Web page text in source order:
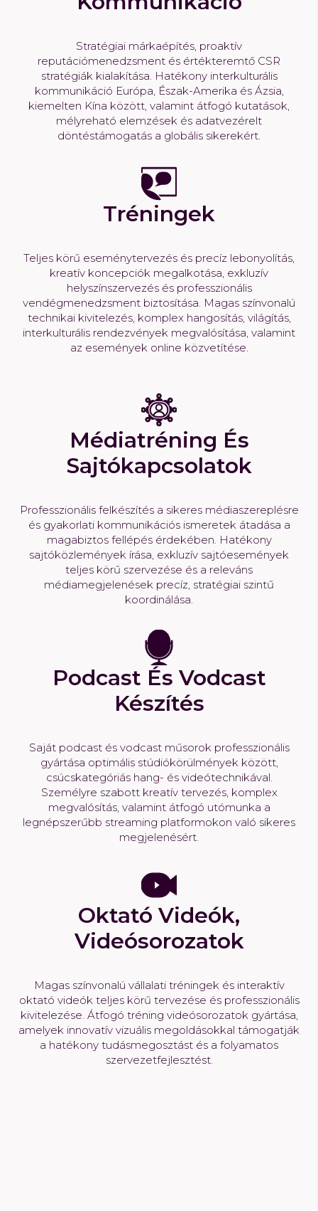
Stratégiai márkaépítés, proaktív
reputációmenedzsment és értékteremtő CSR
stratégiák kialakítása. Hatékony interkulturális
kommunikáció Európa, Észak-Amerika és Ázsia,
kiemelten Kína között, valamint átfogó kutatások,
mélyreható elemzések és adatvezérelt
döntéstámogatás a globális sikerekért.
Tréningek
Teljes körű eseménytervezés és precíz lebonyolítás,
kreatív koncepciók megalkotása, exkluzív
helyszínszervezés és professzionális
vendégmenedzsment biztosítása. Magas színvonalú
technikai kivitelezés, komplex hangosítás, világítás,
interkulturális rendezvények megvalósítása, valamint
az események online közvetítése.
Médiatréning És
Sajtókapcsolatok
Professzionális felkészítés a sikeres médiaszereplésre
és gyakorlati kommunikációs ismeretek átadása a
magabiztos fellépés érdekében. Hatékony
sajtóközlemények írása, exkluzív sajtóesemények
teljes körű szervezése és a releváns
médiamegjelenések precíz, stratégiai szintű
koordinálása.
Podcast És Vodcast
Készítés
Saját podcast és vodcast műsorok professzionális
gyártása optimális stúdiókörülmények között,
csúcskategóriás hang- és videótechnikával.
Személyre szabott kreatív tervezés, komplex
megvalósítás, valamint átfogó utómunka a
legnépszerűbb streaming platformokon való sikeres
megjelenésért.
Oktató Videók,
Videósorozatok
Magas színvonalú vállalati tréningek és interaktív
oktató videók teljes körű tervezése és professzionális
kivitelezése. Átfogó tréning videósorozatok gyártása,
amelyek innovatív vizuális megoldásokkal támogatják
a hatékony tudásmegosztást és a folyamatos
szervezetfejlesztést.